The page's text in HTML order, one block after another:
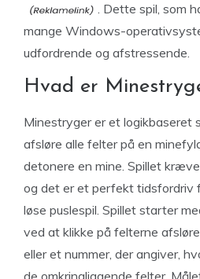
. Dette spil, som
mange Windows-
udfordrende og afstressende.
Hvad er
Minestryger er et logikbaseret
afsløre alle felter på en
detonere en mine. Spillet
og det er et perfekt tidsfordriv
løse puslespil. Spillet starter
ved at klikke på felterne
eller et nummer, der angiver,
de omkringliggende felter.